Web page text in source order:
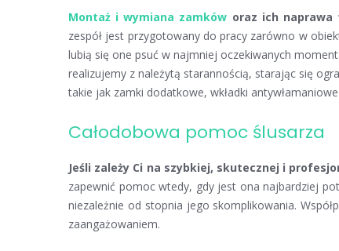
Montaż i wymiana zamków oraz ich naprawa
zespół jest przygotowany do pracy zarówno w
lubią się one psuć w najmniej oczekiwanych
realizujemy z należytą starannością, starając się
takie jak zamki dodatkowe, wkładki
Całodobowa pomoc ślusarza
Jeśli zależy Ci na szybkiej, skutecznej i
zapewnić pomoc wtedy, gdy jest ona najbardziej
niezależnie od stopnia jego skomplikowania.
zaangażowaniem.